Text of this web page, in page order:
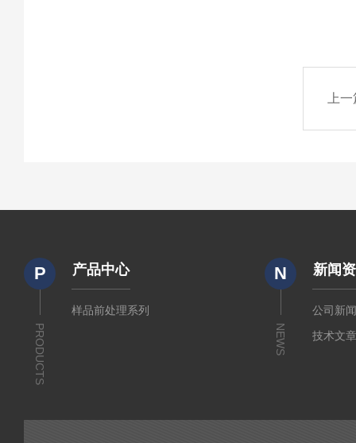
上
P
PRODUCTS
产品中心
样品前处理系列
N
NEWS
新闻
公司新
技术文